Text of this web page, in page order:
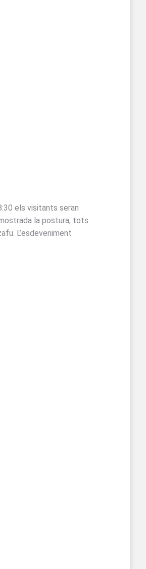
els visitants seran
la postura, tots
L’esdeveniment